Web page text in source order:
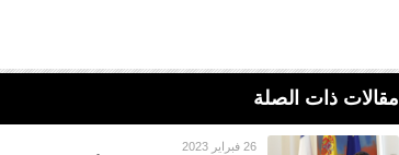
مقالات ذات الصلة
26 فبراير 2023